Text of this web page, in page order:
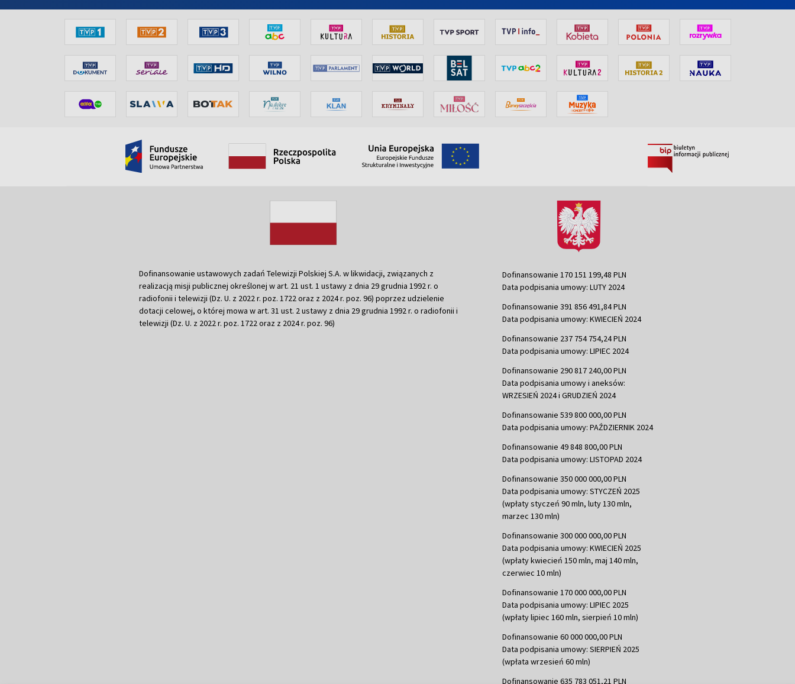
Dofinansowanie ustawowych zadań Telewizji Polskiej S.A. w likwidacji, związanych z
realizacją misji publicznej określonej w art. 21 ust. 1 ustawy z dnia 29 grudnia 1992 r. o
radiofonii i telewizji (Dz. U. z 2022 r. poz. 1722 oraz z 2024 r. poz. 96) poprzez udzielenie
dotacji celowej, o której mowa w art. 31 ust. 2 ustawy z dnia 29 grudnia 1992 r. o radiofonii i
telewizji (Dz. U. z 2022 r. poz. 1722 oraz z 2024 r. poz. 96)
Dofinansowanie 170 151 199,48 PLN
Data podpisania umowy: LUTY 2024
Dofinansowanie 391 856 491,84 PLN
Data podpisania umowy: KWIECIEŃ 2024
Dofinansowanie 237 754 754,24 PLN
Data podpisania umowy: LIPIEC 2024
Dofinansowanie 290 817 240,00 PLN
Data podpisania umowy i aneksów:
WRZESIEŃ 2024 i GRUDZIEŃ 2024
Dofinansowanie 539 800 000,00 PLN
Data podpisania umowy: PAŹDZIERNIK 2024
Dofinansowanie 49 848 800,00 PLN
Data podpisania umowy: LISTOPAD 2024
Dofinansowanie 350 000 000,00 PLN
Data podpisania umowy: STYCZEŃ 2025
(wpłaty styczeń 90 mln, luty 130 mln,
marzec 130 mln)
Dofinansowanie 300 000 000,00 PLN
Data podpisania umowy: KWIECIEŃ 2025
(wpłaty kwiecień 150 mln, maj 140 mln,
czerwiec 10 mln)
Dofinansowanie 170 000 000,00 PLN
Data podpisania umowy: LIPIEC 2025
(wpłaty lipiec 160 mln, sierpień 10 mln)
Dofinansowanie 60 000 000,00 PLN
Data podpisania umowy: SIERPIEŃ 2025
(wpłata wrzesień 60 mln)
Dofinansowanie 635 783 051,21 PLN